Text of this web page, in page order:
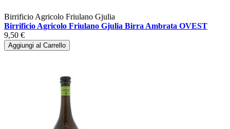
Birrificio Agricolo Friulano Gjulia
Birrificio Agricolo Friulano Gjulia Birra Ambrata OVEST
9,50 €
Aggiungi al Carrello